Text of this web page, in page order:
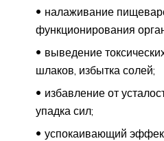
налаживание
функционирования
выведение
шлаков, избытка солей;
избавление от
упадка сил;
успокаивающий